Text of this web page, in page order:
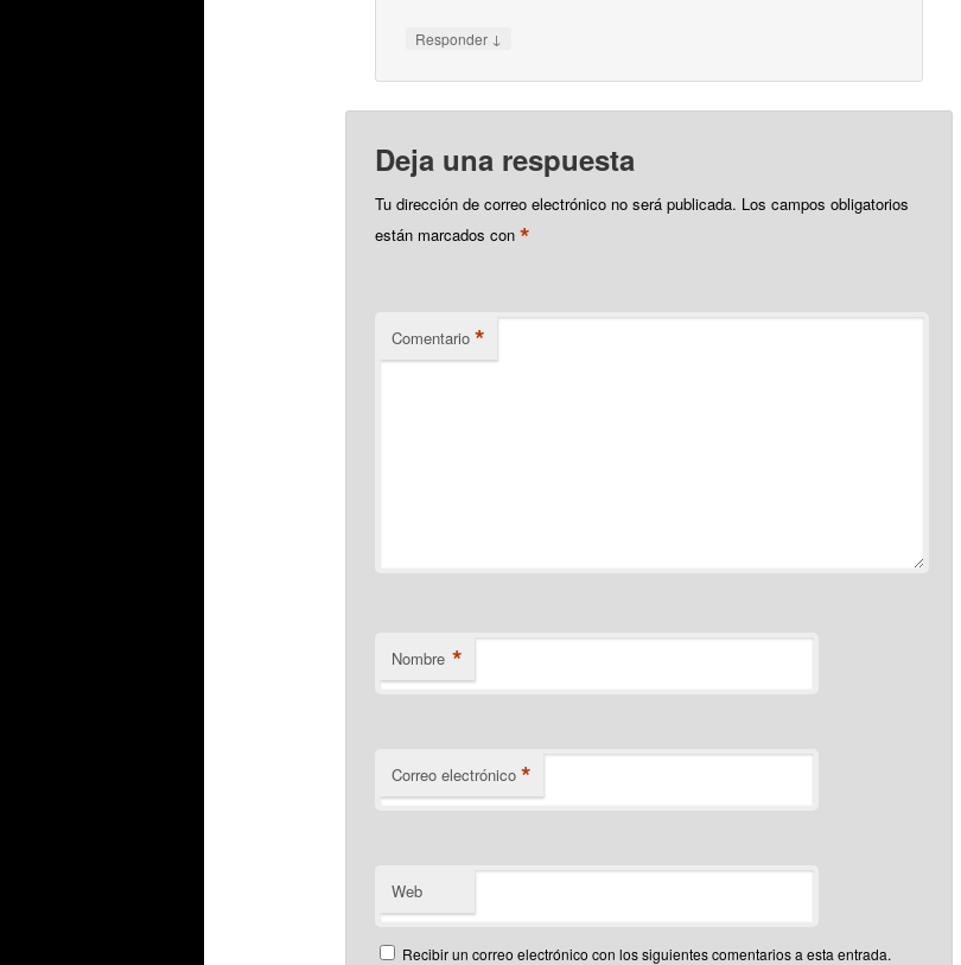
Responder ↓
Deja una respuesta
Tu dirección de correo electrónico no será publicada. Los campos obligatorios
están marcados con*
Comentario *
Nombre *
Correo electrónico *
Web
Recibir un correo electrónico con los siguientes comentarios a esta entrada.